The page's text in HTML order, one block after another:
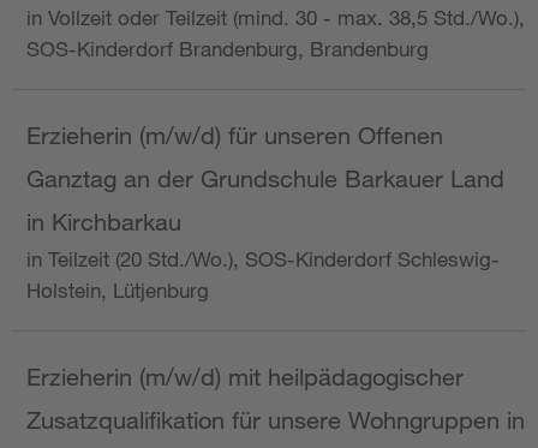
in Vollzeit oder Teilzeit (mind. 30 - max. 38,5 Std./Wo.),
SOS-Kinderdorf Brandenburg, Brandenburg
Erzieherin (m/w/d) für unseren Offenen
Ganztag an der Grundschule Barkauer Land
in Kirchbarkau
in Teilzeit (20 Std./Wo.), SOS-Kinderdorf Schleswig-
Holstein, Lütjenburg
Erzieherin (m/w/d) mit heilpädagogischer
Zusatzqualifikation für unsere Wohngruppen in